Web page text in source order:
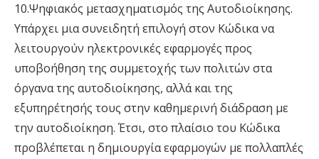
10.Ψηφιακός μετασχηματισμός της Αυτοδιοίκησης.
Υπάρχει μια συνειδητή επιλογή στον Κώδικα να
λειτουργούν ηλεκτρονικές εφαρμογές προς
υποβοήθηση της συμμετοχής των πολιτών στα
όργανα της αυτοδιοίκησης, αλλά και της
εξυπηρέτησής τους στην καθημερινή διάδραση με
την αυτοδιοίκηση. Έτσι, στο πλαίσιο του Κώδικα
προβλέπεται η δημιουργία εφαρμογών με πολλαπλές